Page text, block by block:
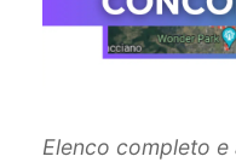
Elenco completo